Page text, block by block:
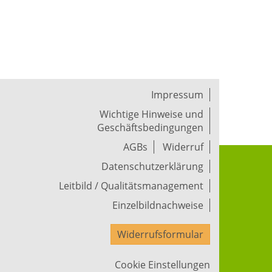
Impressum
Wichtige Hinweise und
Geschäftsbedingungen
AGBs
Widerruf
Datenschutzerklärung
Leitbild / Qualitätsmanagement
Einzelbildnachweise
Widerrufsformular
Cookie Einstellungen